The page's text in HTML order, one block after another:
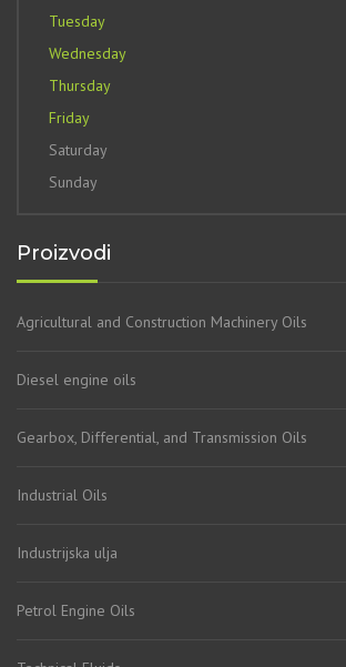
Tuesday
Wednesday
Thursday
Friday
Saturday
Sunday
Proizvodi
Agricultural and Construction Machinery Oils
Diesel engine oils
Gearbox, Differential, and Transmission Oils
Industrial Oils
Industrijska ulja
Petrol Engine Oils